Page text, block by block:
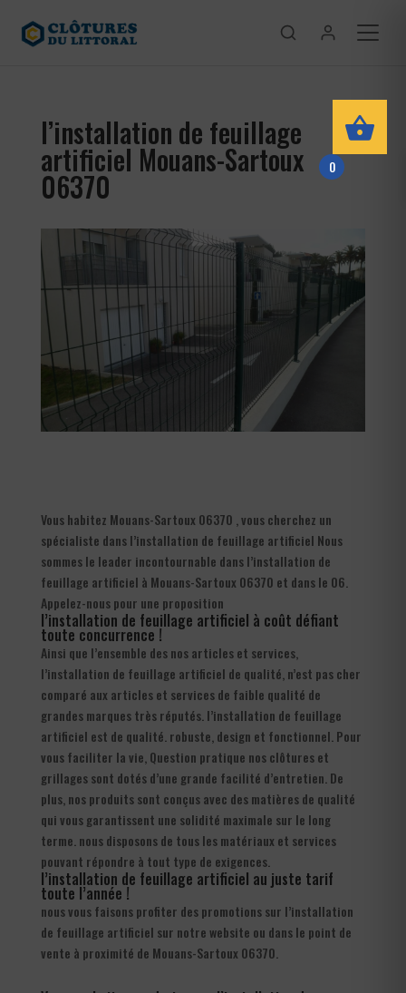
l’installation de feuillage
artificiel Mouans-Sartoux
06370
Vous habitez Mouans-Sartoux 06370 , vous cherchez un
spécialiste dans l’installation de feuillage artificiel Nous
sommes le leader incontournable dans l’installation de
feuillage artificiel à Mouans-Sartoux 06370 et dans le 06.
Appelez-nous pour une proposition
l’installation de feuillage artificiel à coût défiant
toute concurrence !
Ainsi que l’ensemble des nos articles et services,
l’installation de feuillage artificiel de qualité, n’est pas cher
comparé aux articles et services de faible qualité de
grandes marques très réputés. l’installation de feuillage
artificiel est de qualité. robuste, design et fonctionnel. Pour
vous faciliter la vie, Question pratique nos clôtures et
grillages sont dotés d’une grande facilité d’entretien. De
plus, nos produits sont conçus avec des matières de qualité
qui vous garantissent une solidité maximale sur le long
terme. nous disposons de tous les matériaux et services
pouvant répondre à tout type de exigences.
l’installation de feuillage artificiel au juste tarif
toute l’année !
nous vous faisons profiter des promotions sur l’installation
de feuillage artificiel sur notre website ou dans le point de
vente à proximité de Mouans-Sartoux 06370.
0